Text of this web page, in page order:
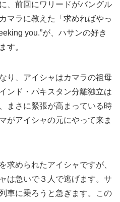
、前回にワリードがバングル
マラに教えた「求めればやっ
you.”が、ハサンの好き
す。
り、アイシャはカマラの祖母
ンド・パキスタン分離独立は
まさに緊張が高まっている時
がアイシャの元にやって来ま
求められたアイシャですが、
は急いで３人で逃げます。サ
車に乗ろうと急ぎます。この